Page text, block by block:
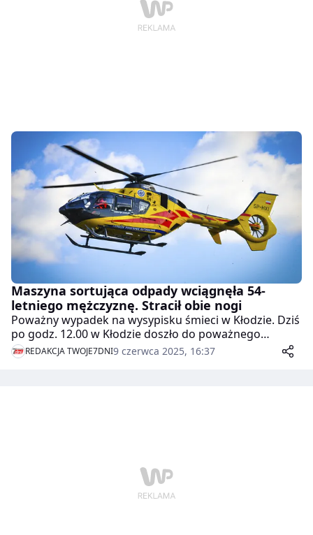
Maszyna sortująca odpady wciągnęła 54-
letniego mężczyznę. Stracił obie nogi
Poważny wypadek na wysypisku śmieci w Kłodzie. Dziś
po godz. 12.00 w Kłodzie doszło do poważnego
wypadku. Poważnie ranny został jeden z pracowników.
LPR zabrało go do szpitala.
REDAKCJA TWOJE7DNI9 czerwca 2025, 16:37